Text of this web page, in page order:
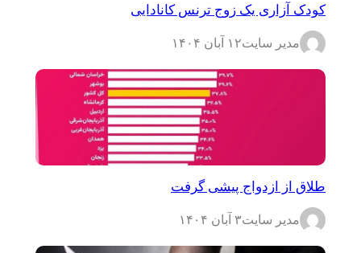
کودک آزاری یک زوج ترنس کانادایی
مدیر سایت۱۲ آبان ۱۴۰۴
طلاق از ازدواج پیشی گرفت
مدیر سایت۳ آبان ۱۴۰۴